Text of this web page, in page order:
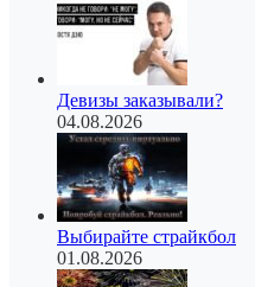
Девизы заказывали?
04.08.2026
Выбирайте страйкбол
01.08.2026